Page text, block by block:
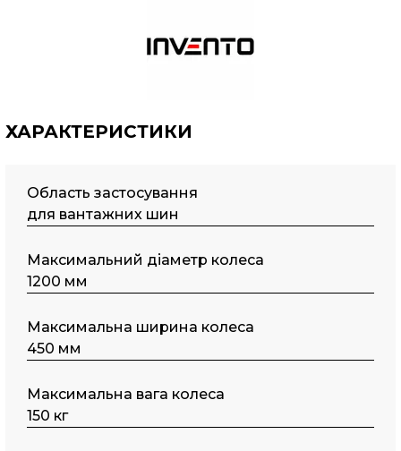
ХАРАКТЕРИСТИКИ
Область застосування
для вантажних шин
Максимальний діаметр колеса
1200 мм
Максимальна ширина колеса
450 мм
Максимальна вага колеса
150 кг